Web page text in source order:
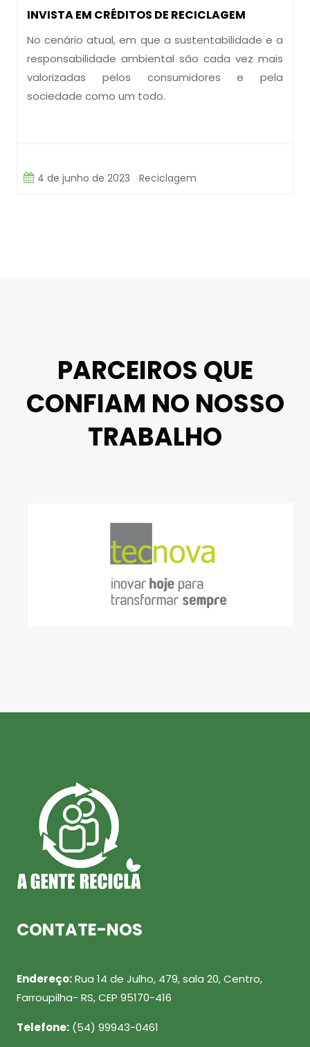
INVISTA EM CRÉDITOS DE RECICLAGEM
No cenário atual, em que a sustentabilidade e a
responsabilidade ambiental são cada vez mais
valorizadas pelos consumidores e pela
sociedade como um todo.
4 de junho de 2023 Reciclagem
PARCEIROS QUE
CONFIAM NO NOSSO
TRABALHO
CONTATE-NOS
Endereço:Rua 14 de Julho, 479, sala 20, Centro,
Farroupilha- RS, CEP 95170-416
Telefone: (54) 99943-0461